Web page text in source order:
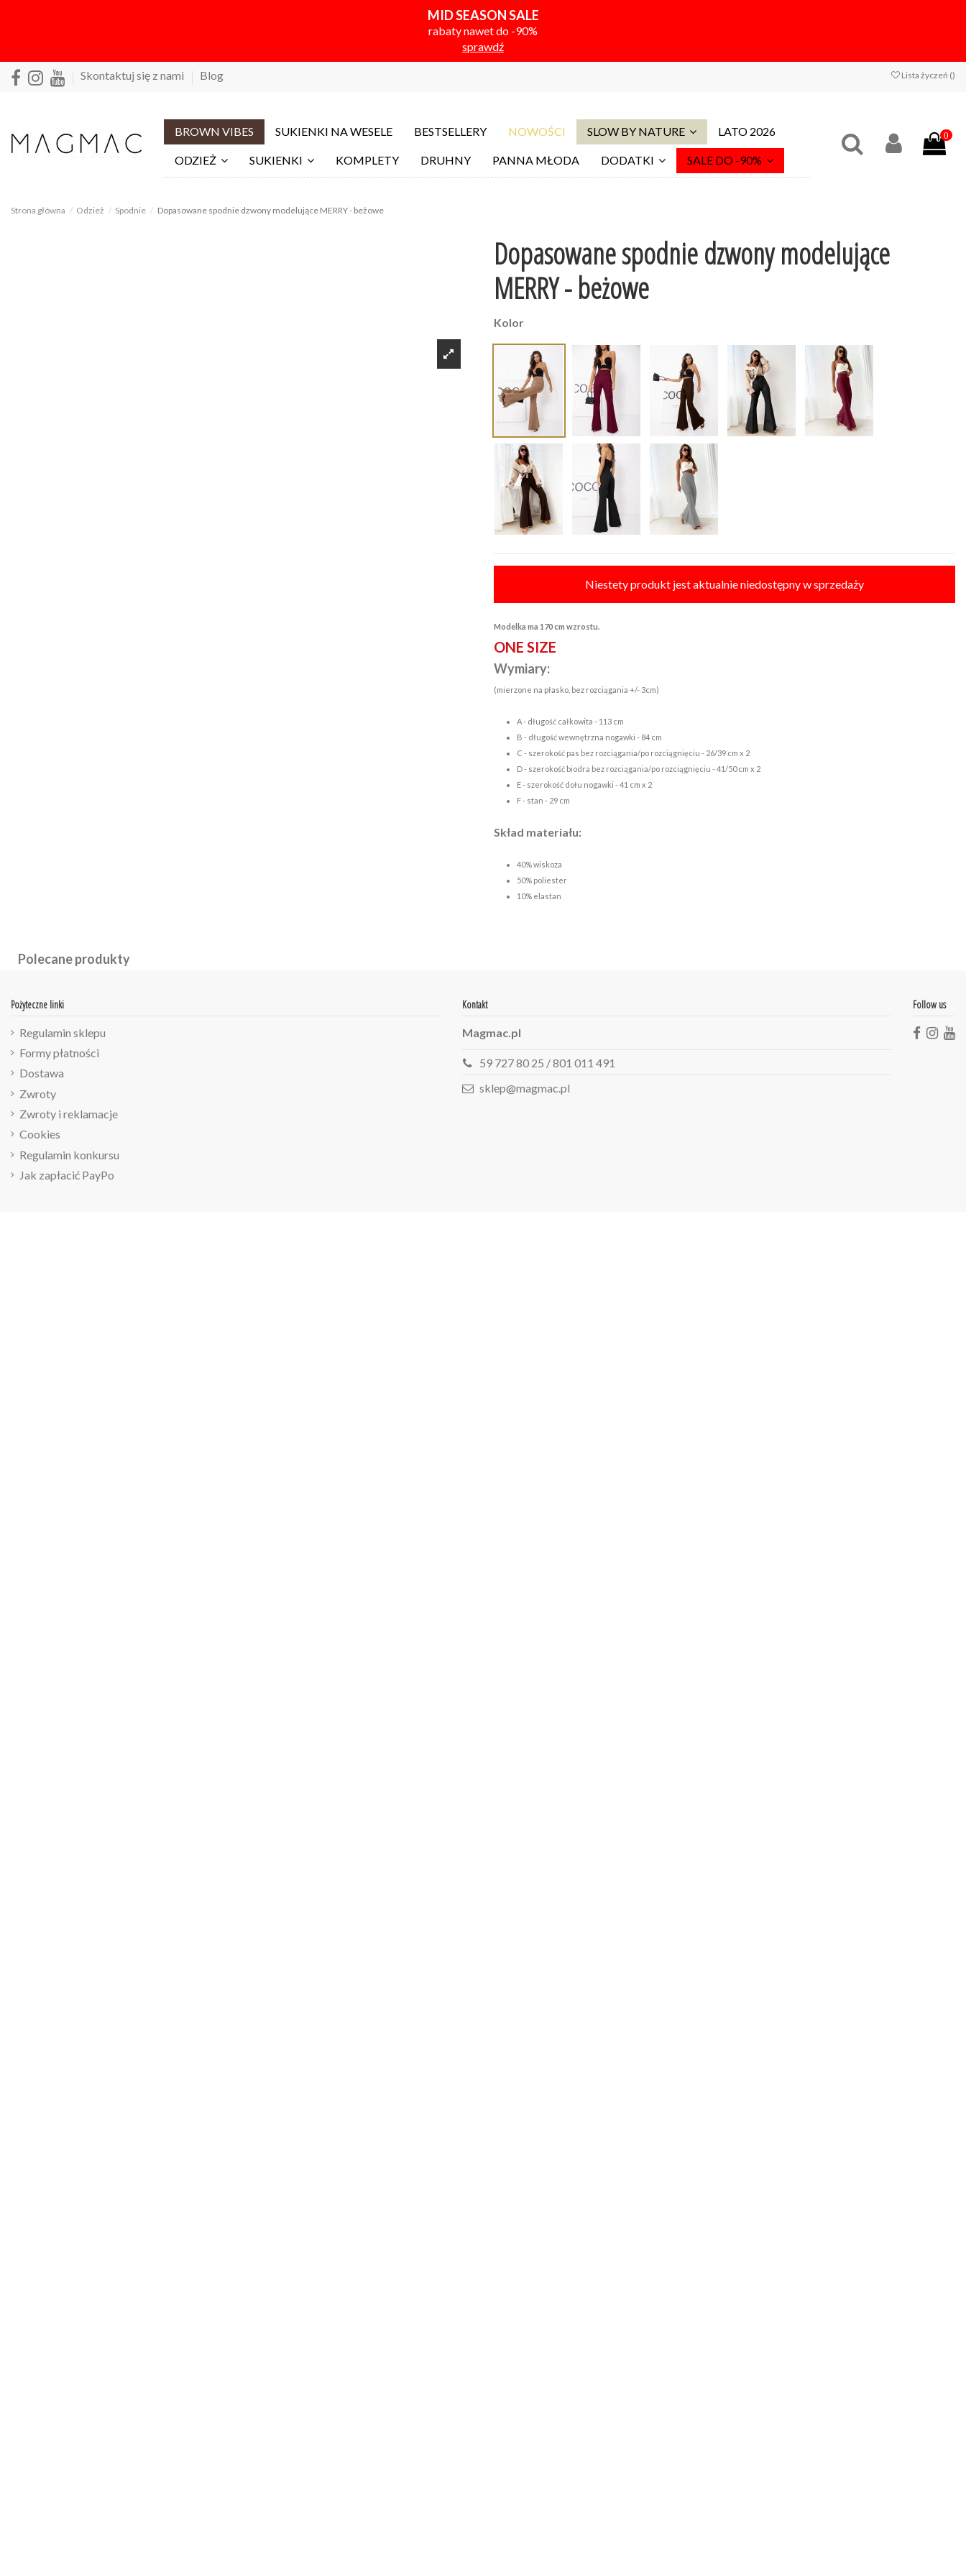
MID SEASON SALE
rabaty nawet do -90%
sprawdź
Skontaktuj się z nami Blog Lista życzeń ()
BROWN VIBES SUKIENKI NA WESELE BESTSELLERY NOWOŚCI SLOW BY NATURE LATO 2026
ODZIEŻ SUKIENKI KOMPLETY DRUHNY PANNA MŁODA DODATKI SALE DO -90%
0
Strona główna Odzież Spodnie Dopasowane spodnie dzwony modelujące MERRY - beżowe
Dopasowane spodnie dzwony modelujące
MERRY - beżowe
Kolor
Niestety produkt jest aktualnie niedostępny w sprzedaży
Modelka ma 170 cm wzrostu.
ONE SIZE
Wymiary:
(mierzone na płasko, bez rozciągania +/- 3cm)
A - długość całkowita - 113 cm
B - długość wewnętrzna nogawki - 84 cm
C - szerokość pas bez rozciągania/po rozciągnięciu - 26/39 cm x 2
D - szerokość biodra bez rozciągania/po rozciągnięciu - 41/50 cm x 2
E - szerokość dołu nogawki - 41 cm x 2
F - stan - 29 cm
Skład materiału:
40% wiskoza
50% poliester
10% elastan
Polecane produkty
Pożyteczne linki
Regulamin sklepu
Formy płatności
Dostawa
Zwroty
Zwroty i reklamacje
Cookies
Regulamin konkursu
Jak zapłacić PayPo
Kontakt
Magmac.pl
59 727 80 25 / 801 011 491
sklep@magmac.pl
Follow us